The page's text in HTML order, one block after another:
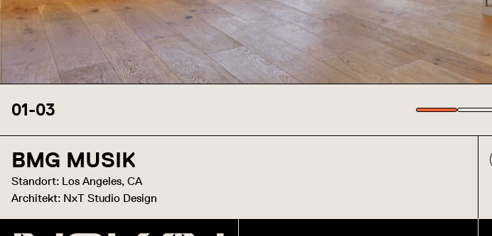
01-03
BMG MUSIK
Standort: Los Angeles, CA
Architekt: NxT Studio Design